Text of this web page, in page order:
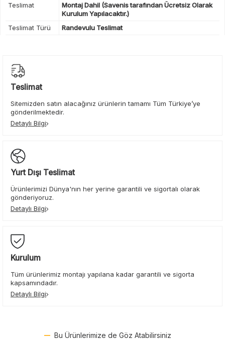
Teslimat
Montaj Dahil (Savenis tarafından Ücretsiz Olarak
Kurulum Yapılacaktır.)
Teslimat Türü
Randevulu Teslimat
Teslimat
Sitemizden satın alacağınız ürünlerin tamamı Tüm Türkiye’ye
gönderilmektedir.
Detaylı Bilgi
Yurt Dışı Teslimat
Ürünlerimizi Dünya'nın her yerine garantili ve sigortalı olarak
gönderiyoruz.
Detaylı Bilgi
Kurulum
Tüm ürünlerimiz montajı yapılana kadar garantili ve sigorta
kapsamındadır.
Detaylı Bilgi
Bu Ürünlerimize de Göz Atabilirsiniz